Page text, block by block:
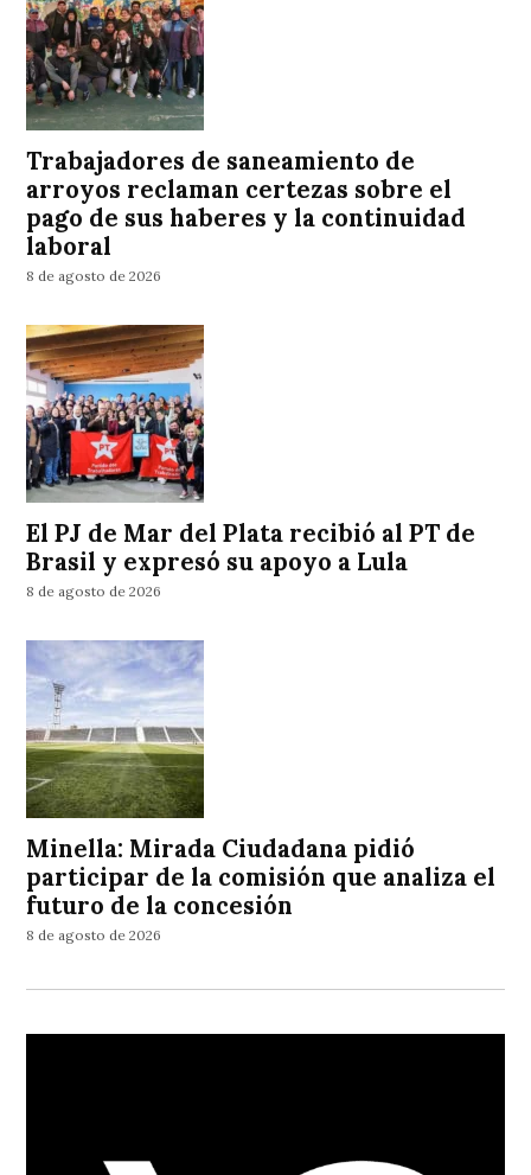
Trabajadores de saneamiento de
arroyos reclaman certezas sobre el
pago de sus haberes y la continuidad
laboral
8 de agosto de 2026
El PJ de Mar del Plata recibió al PT de
Brasil y expresó su apoyo a Lula
8 de agosto de 2026
Minella: Mirada Ciudadana pidió
participar de la comisión que analiza el
futuro de la concesión
8 de agosto de 2026